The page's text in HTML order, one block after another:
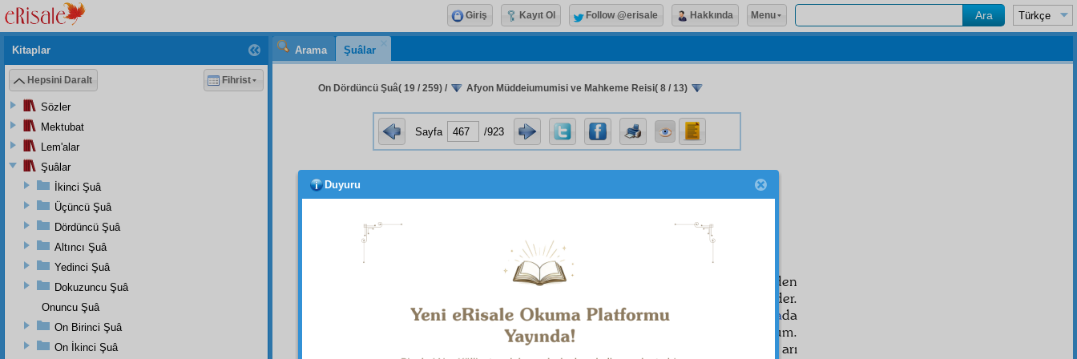
Arama Şuâlar
On Dördüncü Şuâ( 19 / 259) / Afyon Müddeiumumisi ve Mahkeme Reisi( 8 / 13)
Sayfa /923
Eskişehir Mahkemesinde gizli kalmış ve resmenzapta
Orada benden sordular ki: "Cumhuriyet hakkında fikrin nedir?"
Ben de dedim: "Yaşlı mahkemereisinden başka daha siz dünyaya gelmeden
ım ispat eder.
sı şudur ki: O zaman, şimdiki gibi, hâlibir türbe inzivada
idim. Bana çorba geliyordu. Ben de tanelerini karıncalara veriyordum.
Ekmeğimi onun suyu ile yerdim. Benden sordular, ben dedim: Bu karınca ve arı
Kitaplar
Hepsini Daralt Fihrist
Sözler
Mektubat
Lem'alar
Şuâlar
İkinci Şuâ
Üçüncü Şuâ
Dördüncü Şuâ
Altıncı Şuâ
Yedinci Şuâ
Dokuzuncu Şuâ
Onuncu Şuâ
On Birinci Şuâ
On İkinci Şuâ
Giriş Kayıt Ol Follow @erisale Hakkında Menu
Duyuru